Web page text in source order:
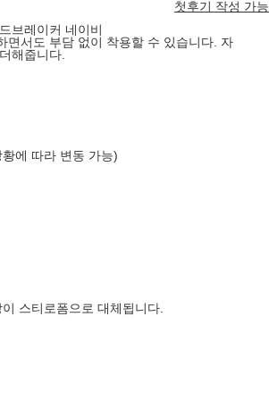
첫후기 작성 가능
브레이커 네이비
면서도 부담 없이 착용할 수 있습니다. 자
해줍니다.
에 따라 변동 가능)
스티로폼으로 대체됩니다.